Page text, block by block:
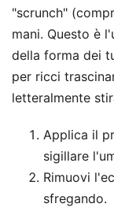
"scrunch"
mani. Questo è
della forma dei
per ricci
letteralmente
Applica il
sigillare
Rimuovi
sfregando.